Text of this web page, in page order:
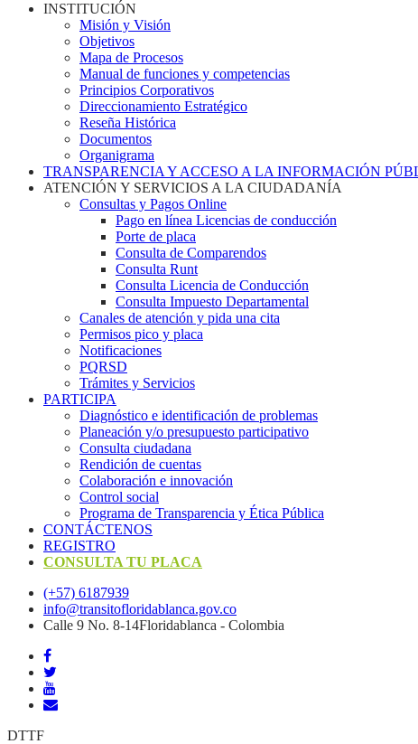
INSTITUCIÓN
Misión y Visión
Objetivos
Mapa de Procesos
Manual de funciones y competencias
Principios Corporativos
Direccionamiento Estratégico
Reseña Histórica
Documentos
Organigrama
TRANSPARENCIA Y ACCESO A LA INFORMACIÓN
ATENCIÓN Y SERVICIOS A LA CIUDADANÍA
Consultas y Pagos Online
Pago en línea Licencias de conducción
Porte de placa
Consulta de Comparendos
Consulta Runt
Consulta Licencia de Conducción
Consulta Impuesto Departamental
Canales de atención y pida una cita
Permisos pico y placa
Notificaciones
PQRSD
Trámites y Servicios
PARTICIPA
Diagnóstico e identificación de problemas
Planeación y/o presupuesto participativo​
Consulta ciudadana
Rendición de cuentas
Colaboración e innovación
Control social
Programa de Transparencia y Ética Pública
CONTÁCTENOS
REGISTRO
CONSULTA TU PLACA
(+57) 6187939
info@transitofloridablanca.gov.co
Calle 9 No. 8-14Floridablanca - Colombia
DTTF